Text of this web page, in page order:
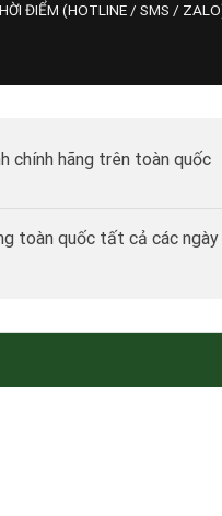
ĐIỂM (HOTLINE / SMS /
chính hãng trên toàn quốc
toàn quốc tất cả các